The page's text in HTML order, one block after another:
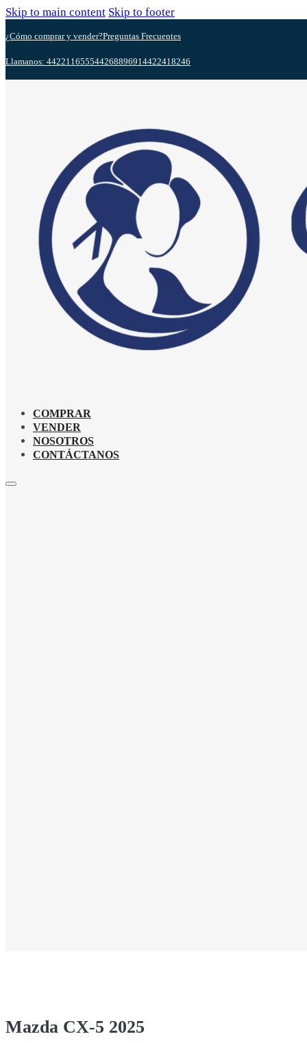
Skip to main content Skip to footer
¿Cómo comprar y vender?Preguntas Frecuentes
Llamanos: 442211655544268896914422418246
COMPRAR
VENDER
NOSOTROS
CONTÁCTANOS
Mazda CX-5 2025